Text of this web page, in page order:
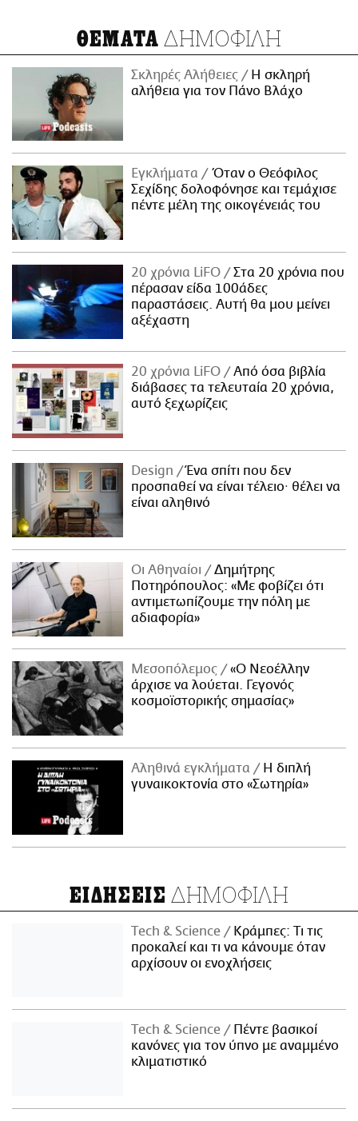
ΘΕΜΑΤΑ ΔΗΜΟΦΙΛΗ
Σκληρές Αλήθειες
H σκληρή
αλήθεια για τον Πάνο Βλάχο
Εγκλήματα
Όταν ο Θεόφιλος
Σεχίδης δολοφόνησε και τεμάχισε
πέντε μέλη της οικογένειάς του
20 χρόνια LiFO
Στα 20 χρόνια που
πέρασαν είδα 100άδες
παραστάσεις. Αυτή θα μου μείνει
αξέχαστη
20 χρόνια LiFO
Από όσα βιβλία
διάβασες τα τελευταία 20 χρόνια,
αυτό ξεχωρίζεις
Design
Ένα σπίτι που δεν
προσπαθεί να είναι τέλειο· θέλει να
είναι αληθινό
Οι Αθηναίοι
Δημήτρης
Ποτηρόπουλος: «Με φοβίζει ότι
αντιμετωπίζουμε την πόλη με
αδιαφορία»
Μεσοπόλεμος
«Ο Νεοέλλην
άρχισε να λούεται. Γεγονός
κοσμοϊστορικής σημασίας»
Αληθινά εγκλήματα
Η διπλή
γυναικοκτονία στο «Σωτηρία»
ΕΙΔΗΣΕΙΣ ΔΗΜΟΦΙΛΗ
Τech & Science
Κράμπες: Τι τις
προκαλεί και τι να κάνουμε όταν
αρχίσουν οι ενοχλήσεις
Τech & Science
Πέντε βασικοί
κανόνες για τον ύπνο με αναμμένο
κλιματιστικό